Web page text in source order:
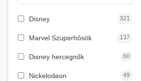
Disney 321
Marvel Szuperhősök 137
Disney hercegnők 60
Nickelodeon 49